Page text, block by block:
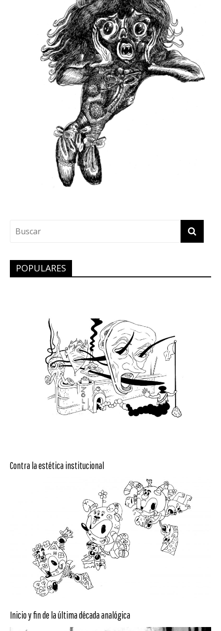
POPULARES
Contra la estética institucional
Inicio y fin de la última década analógica